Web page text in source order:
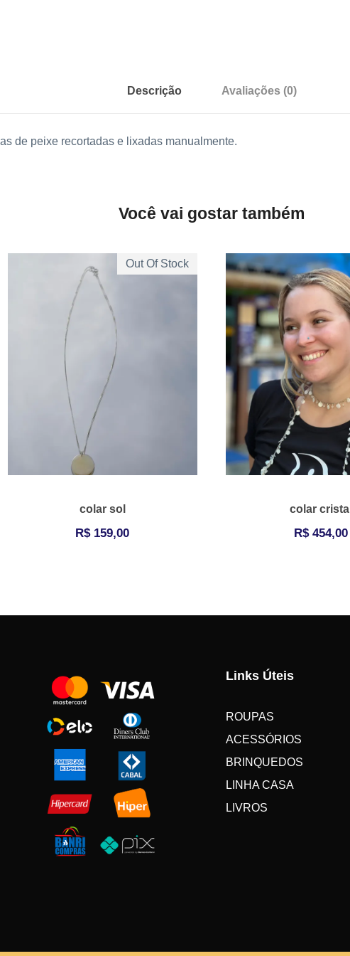
Descrição Avaliações (0)
de peixe recortadas e lixadas manualmente.
Você vai gostar também
Out Of Stock
colar sol
R$159,00
colar cristal
R$454,00
Links Úteis
ROUPAS
ACESSÓRIOS
BRINQUEDOS
LINHA CASA
LIVROS